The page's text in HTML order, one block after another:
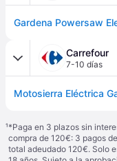
Carrefour
7-10 días
¹*Paga en 3 plazos sin
compra de 120€: 3 pagos
total adeudado 120€. Solo